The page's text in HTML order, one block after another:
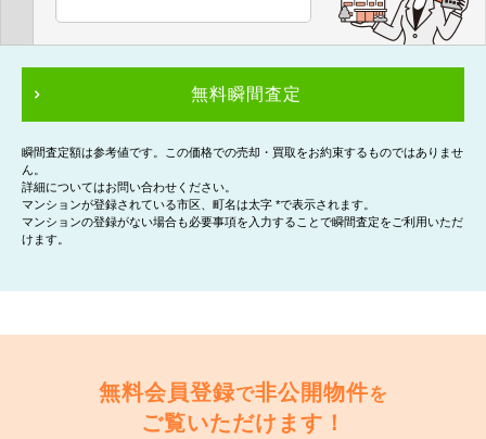
無料瞬間査定
瞬間査定額は参考値です。この価格での売却・買取をお約束するものではありませ
ん。
詳細についてはお問い合わせください。
マンションが登録されている市区、町名は太字 *で表示されます。
マンションの登録がない場合も必要事項を入力することで瞬間査定をご利用いただ
けます。
無料会員登録で非公開物件を
ご覧いただけます！